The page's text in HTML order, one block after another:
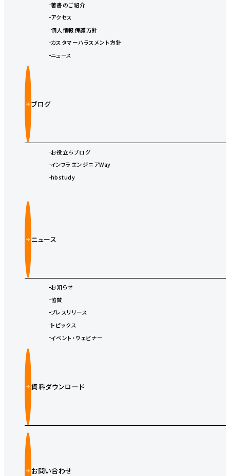
著書のご紹介
アクセス
個人情報保護方針
カスタマーハラスメント方針
ニュース
ブログ
お役立ちブログ
インフラエンジニアWay
hbstudy
ニュース
お知らせ
協賛
プレスリリース
トピックス
イベント・ウェビナー
資料ダウンロード
お問い合わせ